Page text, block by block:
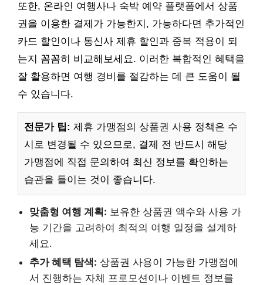
또한, 온라인 여행사나 숙박 예약 플랫폼에서 상품
권을 이용한 결제가 가능한지, 가능하다면 추가적인
카드 할인이나 통신사 제휴 할인과 중복 적용이 되
는지 꼼꼼히 비교해보세요. 이러한 복합적인 혜택을
잘 활용하면 여행 경비를 절감하는 데 큰 도움이 될
수 있습니다.
전문가 팁: 제휴 가맹점의 상품권 사용 정책은 수
시로 변경될 수 있으므로, 결제 전 반드시 해당
가맹점에 직접 문의하여 최신 정보를 확인하는
습관을 들이는 것이 좋습니다.
맞춤형 여행 계획: 보유한 상품권 액수와 사용 가
능 기간을 고려하여 최적의 여행 일정을 설계하
세요.
추가 혜택 탐색: 상품권 사용이 가능한 가맹점에
서 진행하는 자체 프로모션이나 이벤트 정보를